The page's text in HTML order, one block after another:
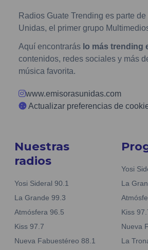
Radios Guate Trending es parte
Unidas, el primer grupo
Aquí encontrarás lo más trending
contenidos, redes sociales y más
música favorita.
www.emisorasunidas.com
Actualizar preferencias de
Nuestras
radios
Yosi Sideral 90.1
La Grande 99.3
Atmósfera 96.5
Kiss 97.7
Nueva Fabuestéreo 88.1
Yosi
La
Kiss
Nueva
La